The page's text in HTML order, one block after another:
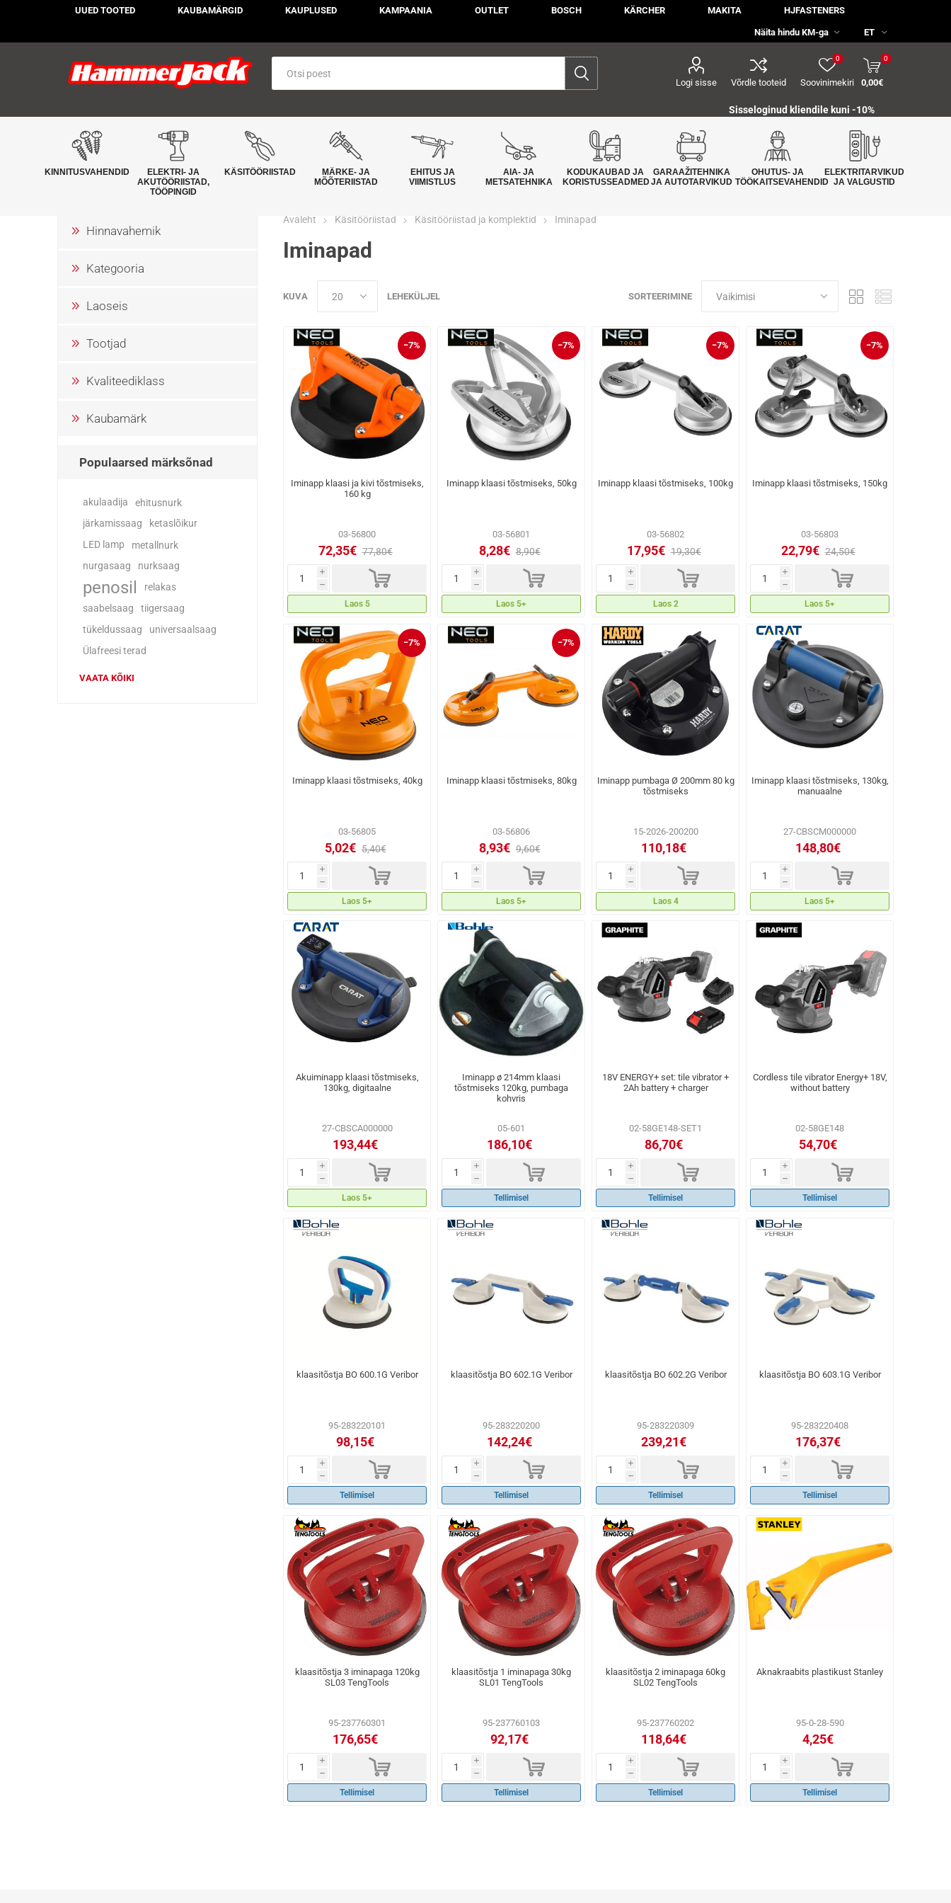
UUED TOOTED KAUBAMÄRGID KAUPLUSED KAMPAANIA OUTLET BOSCH KÄRCHER MAKITA HJFASTENERS
Logi sisse Võrdle tooteid Soovinimekiri
0 0
0,00€
Sisseloginud kliendile kuni -10%
KINNITUSVAHENDID
ELEKTRI- JA
AKUTÖÖRIISTAD,
TÖÖPINGID
KÄSITÖÖRIISTAD
MÄRKE- JA
MÕÕTERIISTAD
EHITUS JA
VIIMISTLUS
AIA- JA
METSATEHNIKA
KODUKAUBAD JA
KORISTUSSEADMED
GARAAŽITEHNIKA
JA AUTOTARVIKUD
OHUTUS- JA
TÖÖKAITSEVAHENDID
ELEKTRITARVIKUD
JA VALGUSTID
Avaleht Käsitööriistad Käsitööriistad ja komplektid Iminapad
Iminapad
SORTEERIMINE
KUVA LEHEKÜLJEL
−7%
Iminapp klaasi ja kivi tõstmiseks,
160 kg
03-56800
72,35€ 77,80€
i
h d
Laos 5
−7%
Iminapp klaasi tõstmiseks, 50kg
03-56801
8,28€ 8,90€
i
h d
Laos 5+
−7%
Iminapp klaasi tõstmiseks, 100kg
03-56802
17,95€ 19,30€
i
h d
Laos 2
−7%
Iminapp klaasi tõstmiseks, 150kg
03-56803
22,79€ 24,50€
i
h d
Laos 5+
−7%
Iminapp klaasi tõstmiseks, 40kg
03-56805
5,02€ 5,40€
i
h d
Laos 5+
−7%
Iminapp klaasi tõstmiseks, 80kg
03-56806
8,93€ 9,60€
i
h d
Laos 5+
Iminapp pumbaga Ø 200mm 80 kg
tõstmiseks
15-2026-200200
110,18€
i
h d
Laos 4
Iminapp klaasi tõstmiseks, 130kg,
manuaalne
27-CBSCM000000
148,80€
i
h d
Laos 5+
Akuiminapp klaasi tõstmiseks,
130kg, digitaalne
27-CBSCA000000
193,44€
i
h d
Laos 5+
Iminapp ø 214mm klaasi
tõstmiseks 120kg, pumbaga
kohvris
05-601
186,10€
i
h d
Tellimisel
18V ENERGY+ set: tile vibrator +
2Ah battery + charger
02-58GE148-SET1
86,70€
i
h d
Tellimisel
Cordless tile vibrator Energy+ 18V,
without battery
02-58GE148
54,70€
i
h d
Tellimisel
klaasitõstja BO 600.1G Veribor
95-283220101
98,15€
i
h d
Tellimisel
klaasitõstja BO 602.1G Veribor
95-283220200
142,24€
i
h d
Tellimisel
klaasitõstja BO 602.2G Veribor
95-283220309
239,21€
i
h d
Tellimisel
klaasitõstja BO 603.1G Veribor
95-283220408
176,37€
i
h d
Tellimisel
klaasitõstja 3 iminapaga 120kg
SL03 TengTools
95-237760301
176,65€
i
h d
Tellimisel
klaasitõstja 1 iminapaga 30kg
SL01 TengTools
95-237760103
92,17€
i
h d
Tellimisel
klaasitõstja 2 iminapaga 60kg
SL02 TengTools
95-237760202
118,64€
i
h d
Tellimisel
Aknakraabits plastikust Stanley
95-0-28-590
4,25€
i
h d
Tellimisel
Hinnavahemik
Kategooria
Laoseis
Tootjad
Kvaliteediklass
Kaubamärk
Populaarsed märksõnad
akulaadija ehitusnurk
järkamissaag
ketaslõikur
LED lamp
metallnurk
nurgasaag nurksaag
penosil
relakas
saabelsaag
tiigersaag
tükeldussaag
universaalsaag
Ülafreesi terad
VAATA KÕIKI